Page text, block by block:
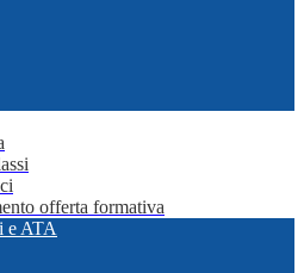
offerta formativa
e ATA